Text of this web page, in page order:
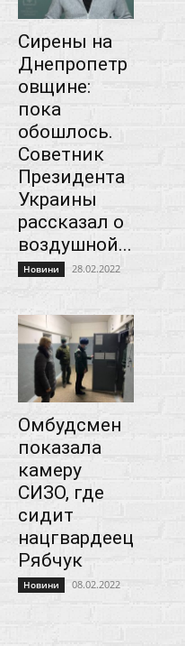
Сирены на
Днепропетр
овщине:
пока
обошлось.
Советник
Президента
Украины
рассказал о
воздушной...
Новини 28.02.2022
Омбудсмен
показала
камеру
СИЗО, где
сидит
нацгвардеец
Рябчук
Новини 08.02.2022